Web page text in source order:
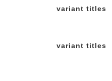
variant titles
variant titles